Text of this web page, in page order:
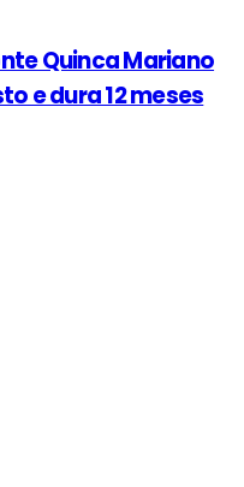
Quinca Mariano
e dura 12 meses